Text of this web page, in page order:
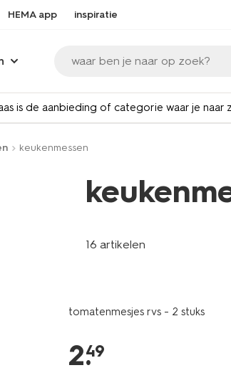
HEMA app inspiratie
waar ben je naar op zoek?
is de aanbieding of categorie waar je
keukenmessen
16 artikelen
tomatenmesjes rvs - 2 stuks
2.
49